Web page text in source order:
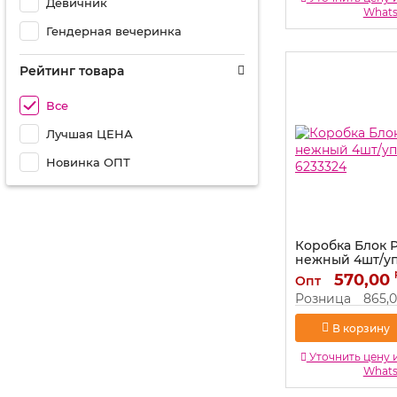
Гендерная вечеринка
Рейтинг товара
Все
Лучшая ЦЕНА
Новинка ОПТ
Коробка Блок
нежный 4шт/
6233324
Артикул: 6233324
Опт 570,00
Розница
В корзину
Уточнить цену